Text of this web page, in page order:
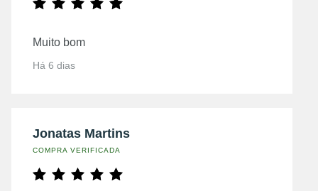
Muito bom
Há 6 dias
Jonatas Martins
COMPRA VERIFICADA